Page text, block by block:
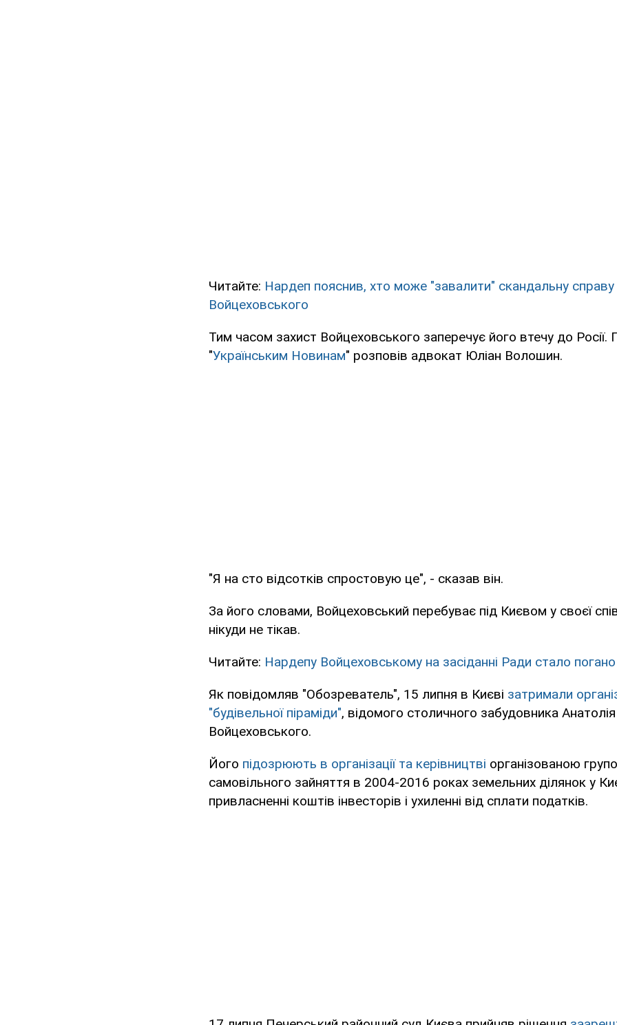
Читайте: Нардеп пояснив, хто може "завалити" скандальну справу
Войцеховського
Тим часом захист Войцеховського заперечує його втечу до Росії.
"Українським Новинам" розповів адвокат Юліан Волошин.
"Я на сто відсотків спростовую це", - сказав він.
За його словами, Войцеховський перебуває під Києвом у своєї
нікуди не тікав.
Читайте: Нардепу Войцеховському на засіданні Ради стало погано
Як повідомляв "Обозреватель", 15 липня в Києві затримали
"будівельної піраміди", відомого столичного забудовника Анатолія
Войцеховського.
Його підозрюють в організації та керівництві організованою
самовільного зайняття в 2004-2016 роках земельних ділянок у
привласненні коштів інвесторів і ухиленні від сплати податків.